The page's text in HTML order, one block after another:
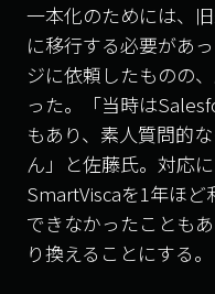
一本化のためには、
に移行する必要があ
ジに依頼したものの
った。「当時は
もあり、素人質問的
ん」と佐藤氏。対応
SmartViscaを1年ほど
できなかったことも
り換えることにする。